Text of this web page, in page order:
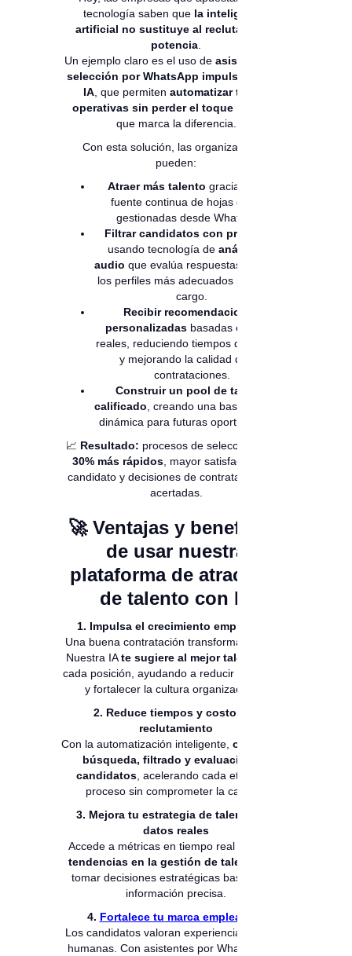
tecnología saben que la inteligencia
artificial no sustituye al reclutador: lo
potencia
Un ejemplo claro es el uso de asistentes de
selección por WhatsApp impulsados por
IA , que permiten automatizar tareas
operativas sin perder el toque humano
que marca la diferencia.
Con esta solución, las organizaciones
pueden:
Atraer más talento gracias a una
fuente continua de hojas de vida
gestionadas desde WhatsApp.
Filtrar candidatos con precisión
usando tecnología de análisis de
audio que evalúa respuestas y sugiere
los perfiles más adecuados para cada
cargo.
Recibir recomendaciones
personalizadasbasadas en datos
reales, reduciendo tiempos de revisión
y mejorando la calidad de las
contrataciones.
Construir un pool de talento
calificado , creando una base de datos
dinámica para futuras oportunidades.
📈 Resultado: procesos de selección
30% más rápidos, mayor satisfacción del
candidato y decisiones de contratación más
acertadas.
🚀 Ventajas y beneficios
de usar nuestra
plataforma de atracción
de talento con IA
1. Impulsa el crecimiento empresarial
Una buena contratación transforma equipos.
Nuestra IAte sugiere al mejor talento
cada posición, ayudando a reducir la rotación
y fortalecer la cultura organizacional.
2. Reduce tiempos y costos de
reclutamiento
Con la automatización inteligente, optimiza la
búsqueda, filtrado y evaluación de
candidatos , acelerando cada etapa del
proceso sin comprometer la calidad.
3. Mejora tu estrategia de talento con
datos reales
Accede a métricas en tiempo real y
tendencias en la gestión de talento
tomar decisiones estratégicas basadas en
información precisa.
4. Fortalece tu marca empleadora
Los candidatos valoran experiencias ágiles y
humanas. Con asistentes por WhatsApp,